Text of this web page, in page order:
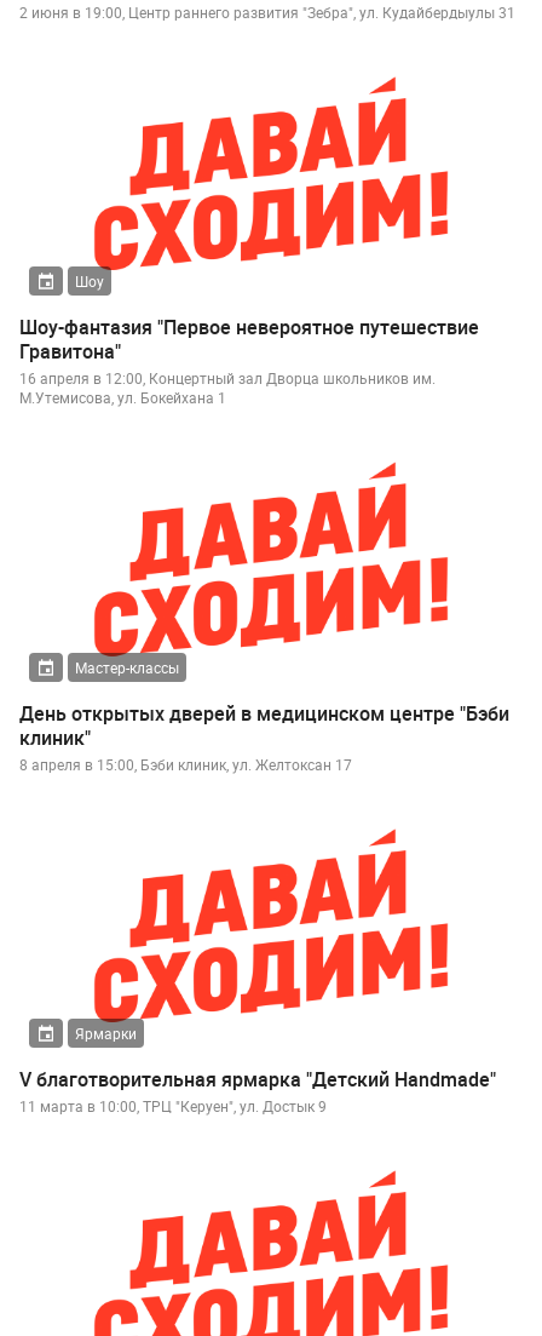
2 июня в 19:00, Центр раннего развития "Зебра", ул. Кудайбердыулы 31
Шоу
Шоу-фантазия "Первое невероятное путешествие
Гравитона"
16 апреля в 12:00, Концертный зал Дворца школьников им.
М.Утемисова, ул. Бокейхана 1
Мастер-классы
День открытых дверей в медицинском центре "Бэби
клиник"
8 апреля в 15:00, Бэби клиник, ул. Желтоксан 17
Ярмарки
V благотворительная ярмарка "Детский Handmade"
11 марта в 10:00, ТРЦ "Керуен", ул. Достык 9